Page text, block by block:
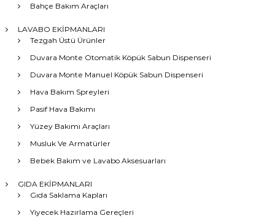
Bahçe Bakım Araçları
LAVABO EKİPMANLARI
Tezgah Üstü Ürünler
Duvara Monte Otomatik Köpük Sabun Dispenseri
Duvara Monte Manuel Köpük Sabun Dispenseri
Hava Bakım Spreyleri
Pasif Hava Bakımı
Yüzey Bakımı Araçları
Musluk Ve Armatürler
Bebek Bakım ve Lavabo Aksesuarları
GIDA EKİPMANLARI
Gıda Saklama Kapları
Yiyecek Hazırlama Gereçleri